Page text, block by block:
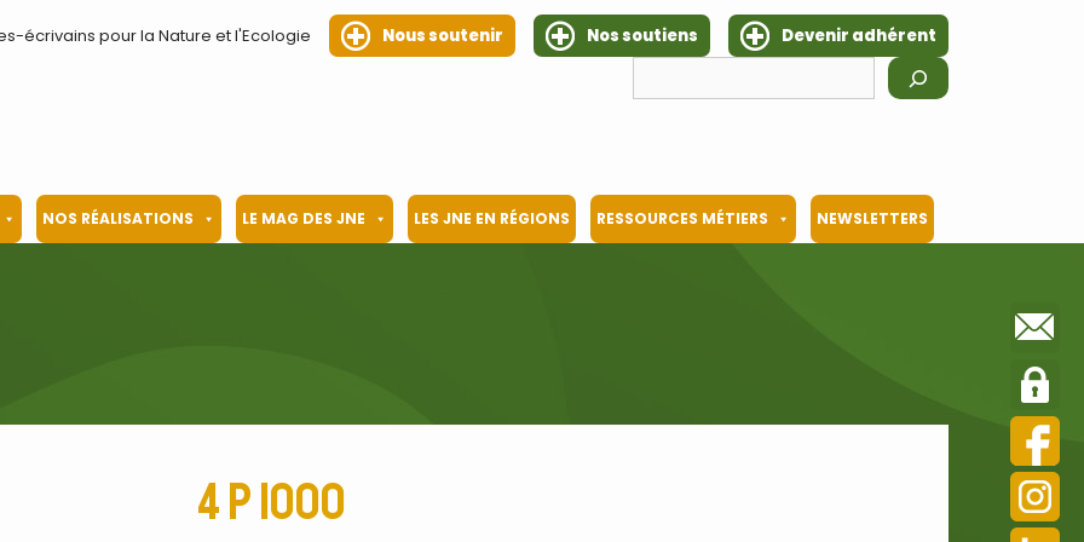
écrivains pour la Nature et l'Ecologie Nous soutenir Nos soutiens
Devenir adhérent
NOS RÉALISATIONS LE MAG DES JNE LES JNE EN RÉGIONS RESSOURCES MÉTIERS NEWSLETTERS
4 p 1000